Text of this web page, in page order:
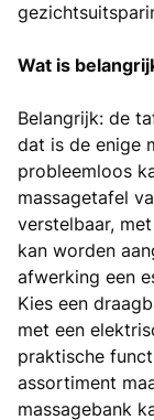
Wat is
Belangrijk: de
dat is de enige
probleemloos
massagetafel
verstelbaar,
kan worden
afwerking een
Kies een
met een
praktische
assortiment
massagebank